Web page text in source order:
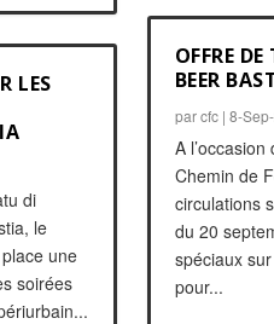
LES
di
le
une
soirées
OFFRE
BEER
parcfc| 8-
A
Chemin de
circulations
du 20
spéciaux
pour...